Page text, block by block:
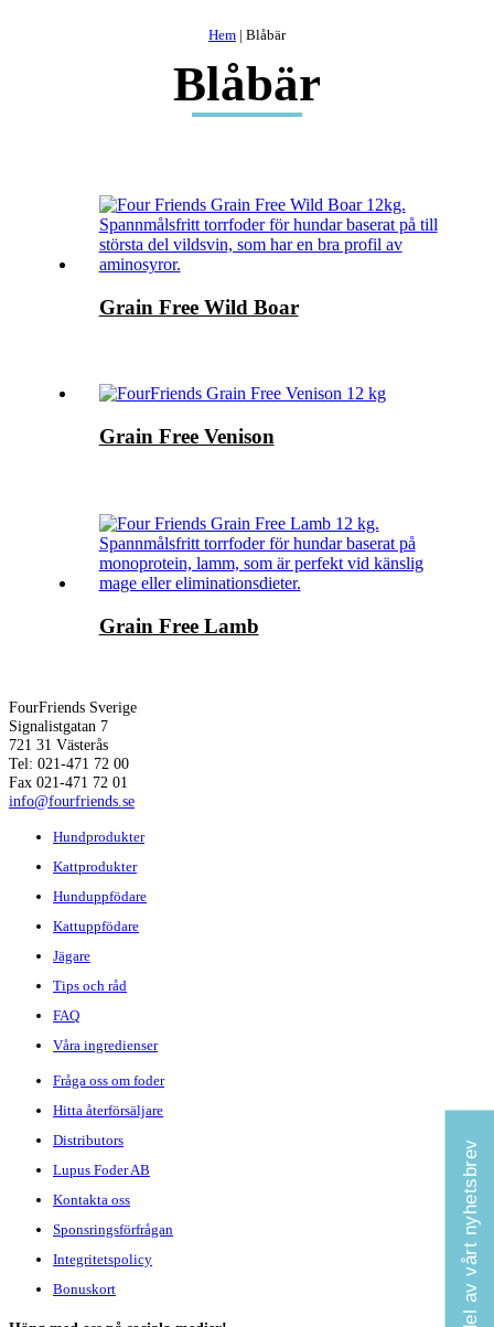
Ta del av vårt nyhetsbrev
Hem| Blåbär
Blåbär
Grain Free Wild Boar
Grain Free Venison
Grain Free Lamb
FourFriends Sverige
Signalistgatan 7
721 31 Västerås
Tel: 021-471 72 00
Fax 021-471 72 01
info@fourfriends.se
Hundprodukter
Kattprodukter
Hunduppfödare
Kattuppfödare
Jägare
Tips och råd
FAQ
Våra ingredienser
Fråga oss om foder
Hitta återförsäljare
Distributors
Lupus Foder AB
Kontakta oss
Sponsringsförfrågan
Integritetspolicy
Bonuskort